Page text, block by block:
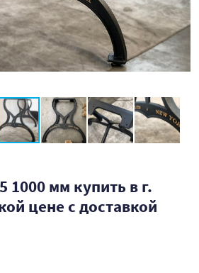
1000 мм купить в г.
цене с доставкой